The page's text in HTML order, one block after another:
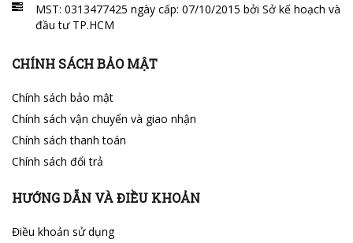
MST: 0313477425 ngày cấp: 07/10/2015 bởi Sở kế hoạch và
đầu tư TP.HCM
CHÍNH SÁCH BẢO MẬT
Chính sách bảo mật
Chính sách vận chuyển và giao nhận
Chính sách thanh toán
Chính sách đổi trả
HƯỚNG DẪN VÀ ĐIỀU KHOẢN
Điều khoản sử dụng